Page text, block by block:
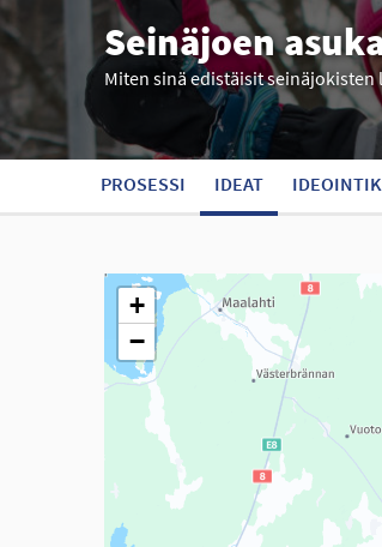
Seinäjoen
Miten sinä edistäisit
PROSESSI IDEAT
Seuraavassa elementissä on
+
−